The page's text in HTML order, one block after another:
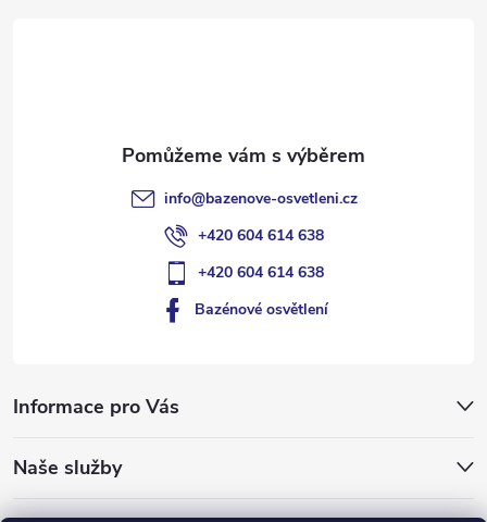
Informace pro Vás
Naše služby
info@bazenove-osvetleni.cz
+420 604 614 638
+420 604 614 638
Bazénové osvětlení